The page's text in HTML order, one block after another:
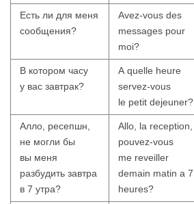
Есть ли для меня
сообщения?
Avez-vous des
messages pour
moi?
В котором часу
у вас завтрак?
A quelle heure
servez-vous
le petit dejeuner?
Алло, ресепшн,
не могли бы
вы меня
разбудить завтра
в 7 утра?
Allo, la reception,
pouvez-vous
me reveiller
demain matin a 7
heures?